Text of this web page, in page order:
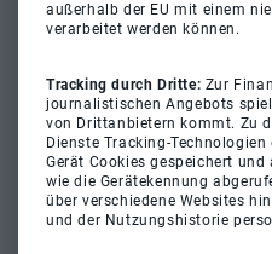
außerhalb der EU mit einem
verarbeitet werden können.
Tracking durch Dritte: Zur
journalistischen Angebots
von Drittanbietern kommt. Zu
Dienste Tracking-
Gerät Cookies gespeichert
wie die Gerätekennung
über verschiedene Websites
und der Nutzungshistorie